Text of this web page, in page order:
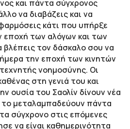
και πάντα σύγχρονος
να διαβάζεις και να
κάτι που υπήρξε
εποχή των αλόγων και των
βλέπεις τον δάσκαλο σου να
την εποχή των κινητών
νοημοσύνης. Οι
στη γενιά του και
ουσία του Σαολίν δίνουν νέα
το μεταλαμπαδεύουν πάντα
σύγχρονο στις επόμενες
να είναι καθημερινότητα